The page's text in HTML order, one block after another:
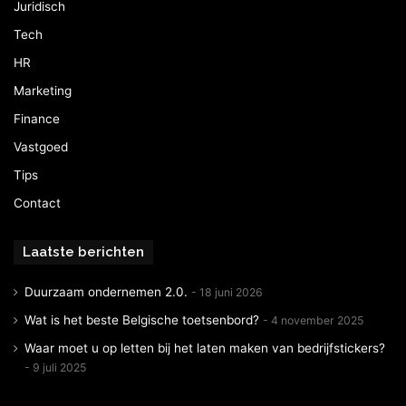
Juridisch
Tech
HR
Marketing
Finance
Vastgoed
Tips
Contact
Laatste berichten
Duurzaam ondernemen 2.0. 18 juni 2026
Wat is het beste Belgische toetsenbord? 4 november 2025
Waar moet u op letten bij het laten maken van bedrijfstickers?
9 juli 2025